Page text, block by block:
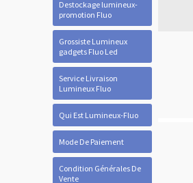
Destockage lumineux-
promotion Fluo
Grossiste Lumineux
gadgets Fluo Led
Service Livraison
Lumineux Fluo
Qui Est Lumineux-Fluo
Mode De Paiement
Condition Générales De
Vente